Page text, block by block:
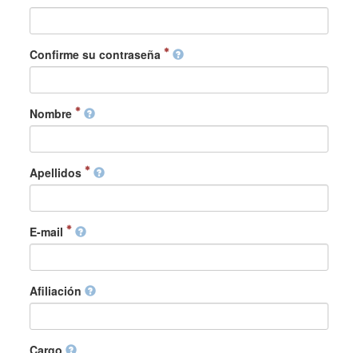
Confirme su contraseña
Nombre
Apellidos
E-mail
Afiliación
Cargo